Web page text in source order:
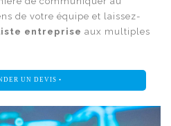
de votre équipe et laissez-
entreprise aux multiples
UN DEVIS •